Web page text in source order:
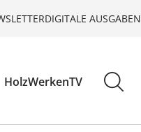
DIGITALE AUSGABEN
HolzWerkenTV